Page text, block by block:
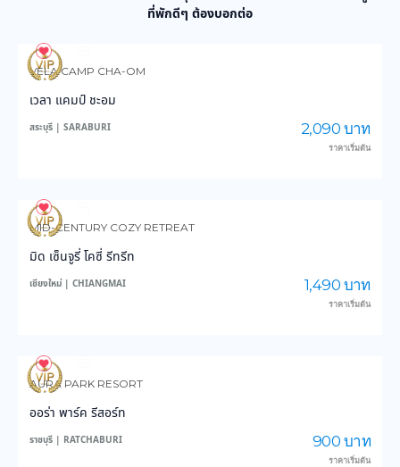
ที่พักดีๆ ต้องบอกต่อ
24
VELA CAMP CHA-OM
เวลา แคมป์ ชะอม
สระบุรี | SARABURI 2,090 บาท
ราคาเริ่มต้น
12
MID-CENTURY COZY RETREAT
มิด เซ็นจูรี่ โคซี่ รีทรีท
เชียงใหม่ | CHIANGMAI 1,490 บาท
ราคาเริ่มต้น
11
AURA PARK RESORT
ออร่า พาร์ค รีสอร์ท
ราชบุรี | RATCHABURI 900 บาท
ราคาเริ่มต้น